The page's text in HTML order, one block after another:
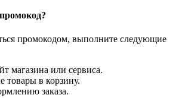
промокодом, выполните следующие
магазина или сервиса.
товары в корзину.
заказа.